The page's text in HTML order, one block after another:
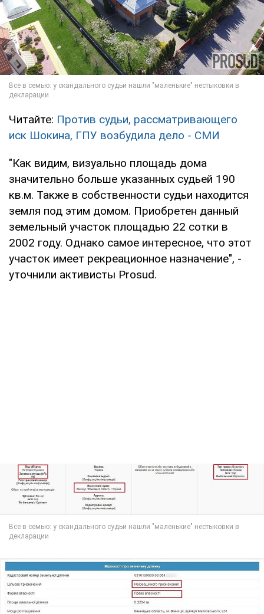
Читайте: Против судьи, рассматривающего
иск Шокина, ГПУ возбудила дело - СМИ
"Как видим, визуально площадь дома
значительно больше указанных судьей 190
кв.м. Также в собственности судьи находится
земля под этим домом. Приобретен данный
земельный участок площадью 22 сотки в
2002 году. Однако самое интересное, что этот
участок имеет рекреационное назначение", -
уточнили активисты Prosud.